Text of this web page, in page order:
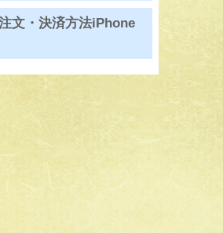
文・決済方法iPhone